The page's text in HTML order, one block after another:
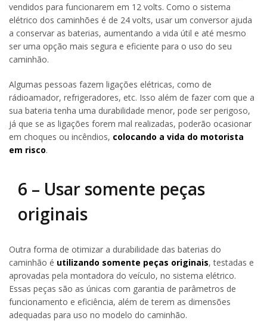
vendidos para funcionarem em 12 volts. Como o sistema
elétrico dos caminhões é de 24 volts, usar um conversor ajuda
a conservar as baterias, aumentando a vida útil e até mesmo
ser uma opção mais segura e eficiente para o uso do seu
caminhão.
Algumas pessoas fazem ligações elétricas, como de
rádioamador, refrigeradores, etc. Isso além de fazer com que a
sua bateria tenha uma durabilidade menor, pode ser perigoso,
já que se as ligações forem mal realizadas, poderão ocasionar
em choques ou incêndios, colocando a vida do motorista
em risco.
6 – Usar somente peças
originais
Outra forma de otimizar a durabilidade das baterias do
caminhão é utilizando somente peças originais, testadas e
aprovadas pela montadora do veículo, no sistema elétrico.
Essas peças são as únicas com garantia de parâmetros de
funcionamento e eficiência, além de terem as dimensões
adequadas para uso no modelo do caminhão.